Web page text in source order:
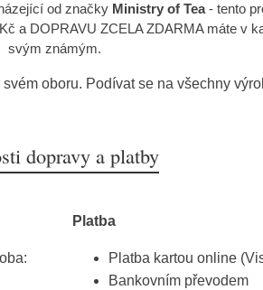
od značky Ministry of Tea- tento
a DOPRAVU ZCELA ZDARMA máte v
svým známým.
oboru. Podívat se na všechny
dopravy a platby
Platba
Platba kartou online
Bankovním převodem